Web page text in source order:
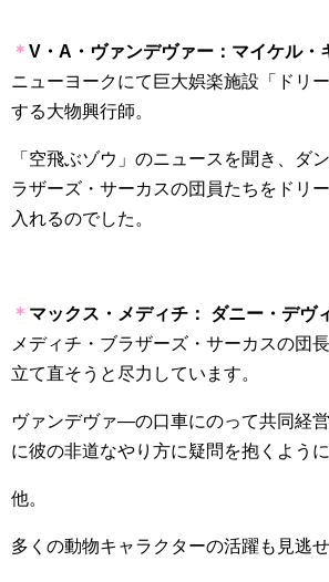
＊ V ・ A ・ヴァンデヴァー：マイケル・
ニューヨークにて巨大娯楽施設「ドリ
する大物興行師。
「空飛ぶゾウ」のニュースを聞き、ダ
ラザーズ・サーカスの団員たちをドリ
入れるのでした。
＊ マックス・メディチ：
ダニー・デヴ
メディチ・ブラザーズ・サーカスの団
立て直そうと尽力しています。
ヴァンデヴァ―の口車にのって共同経
に彼の非道なやり方に疑問を抱くように
他。
多くの動物キャラクターの活躍も見逃